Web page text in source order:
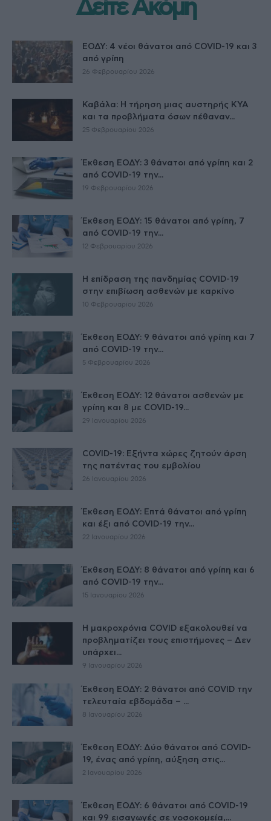
Δείτε Ακόμη
ΕΟΔΥ: 4 νέοι θάνατοι από COVID-19 και 3
από γρίπη
26 Φεβρουαρίου 2026
Καβάλα: Η τήρηση μιας αυστηρής ΚΥΑ
και τα προβλήματα όσων πέθαναν...
25 Φεβρουαρίου 2026
Έκθεση ΕΟΔΥ: 3 θάνατοι από γρίπη και 2
από COVID-19 την...
19 Φεβρουαρίου 2026
Έκθεση ΕΟΔΥ: 15 θάνατοι από γρίπη, 7
από COVID-19 την...
12 Φεβρουαρίου 2026
Η επίδραση της πανδημίας COVID-19
στην επιβίωση ασθενών με καρκίνο
10 Φεβρουαρίου 2026
Έκθεση ΕΟΔΥ: 9 θάνατοι από γρίπη και 7
από COVID-19 την...
5 Φεβρουαρίου 2026
Έκθεση ΕΟΔΥ: 12 θάνατοι ασθενών με
γρίπη και 8 με COVID-19...
29 Ιανουαρίου 2026
COVID-19: Εξήντα χώρες ζητούν άρση
της πατέντας του εμβολίου
26 Ιανουαρίου 2026
Έκθεση ΕΟΔΥ: Επτά θάνατοι από γρίπη
και έξι από COVID-19 την...
22 Ιανουαρίου 2026
Έκθεση ΕΟΔΥ: 8 θάνατοι από γρίπη και 6
από COVID-19 την...
15 Ιανουαρίου 2026
Η μακροχρόνια COVID εξακολουθεί να
προβληματίζει τους επιστήμονες – Δεν
υπάρχει...
9 Ιανουαρίου 2026
Έκθεση ΕΟΔΥ: 2 θάνατοι από COVID την
τελευταία εβδομάδα – ...
8 Ιανουαρίου 2026
Έκθεση ΕΟΔΥ: Δύο θάνατοι από COVID-
19, ένας από γρίπη, αύξηση στις...
2 Ιανουαρίου 2026
Έκθεση ΕΟΔΥ: 6 θάνατοι από COVID-19
και 99 εισαγωγές σε νοσοκομεία,...